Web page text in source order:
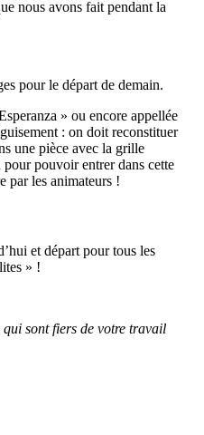
nous avons fait pendant la
pour le départ de demain.
» ou encore appellée
: on doit reconstituer
une pièce avec la grille
pouvoir entrer dans cette
par les animateurs !
et départ pour tous les
» !
sont fiers de votre travail